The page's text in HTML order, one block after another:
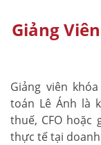
Giảng
Giảng viên
toán Lê Ánh là
thuế, CFO hoặc
thực tế tại